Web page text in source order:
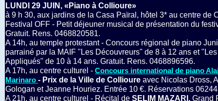
LUNDI 29 JUIN, «Piano à Collioure»
à 9 h 30, aux jardins de la Casa Païral, hôtel 3* au centre de
Festival OFF - Petit déjeuner musical de présentation du
Gratuit. Rens. 0468820581.
A 14h, au temple protestant - Concours régional de piano
parrainé par la MAIF "Les Découvreurs" de 8 à 12 ans et "Les
Appliqués" de 10 à 14 ans. Gratuit. Rens. 0468896596.
A 17h, au centre culturel - Concours international de piano
Marinaro - Prix de la Ville de Collioure avec Nicolas Dross,
Gologan et Jeanne Houriez. Entrée 10 €. Réservations
A 21h, au centre culturel - Récital de SELIM MAZARI, Grand